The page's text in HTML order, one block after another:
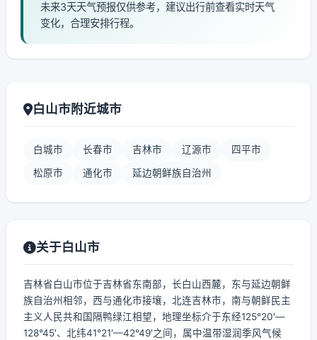
未来3天天气预报仅供参考，建议出行前查看实时天气
变化，合理安排行程。
白山市附近城市
白城市 长春市 吉林市 辽源市 四平市
松原市 通化市 延边朝鲜族自治州
关于白山市
吉林省白山市位于吉林省东南部，长白山西麓，东与延边朝鲜
族自治州相邻，西与通化市接壤，北连吉林市，南与朝鲜民主
主义人民共和国隔鸭绿江相望，地理坐标介于东经125°20′—
128°45′、北纬41°21′—42°49′之间，属中温带湿润季风气候